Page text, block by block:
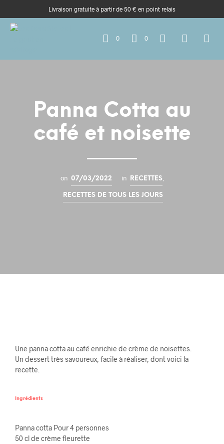
Livraison gratuite à partir de 50 € en point relais
0 0
Panna Cotta au
café et noisette
on 07/03/2022 in RECETTES
RECETTES DE TOUS LES JOURS
Une panna cotta au café enrichie de crème de noisettes.
Un dessert très savoureux, facile à réaliser, dont voici la
recette.
Ingrédients
Panna cotta Pour 4 personnes
50 cl de crème fleurette